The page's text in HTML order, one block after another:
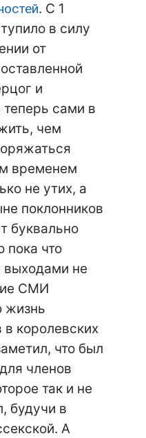
. С 1
в силу
от
и
теперь сами в
чем
временем
не утих, а
поклонников
буквально
пока что
не
СМИ
жизнь
в королевских
что был
членов
так и не
будучи в
А